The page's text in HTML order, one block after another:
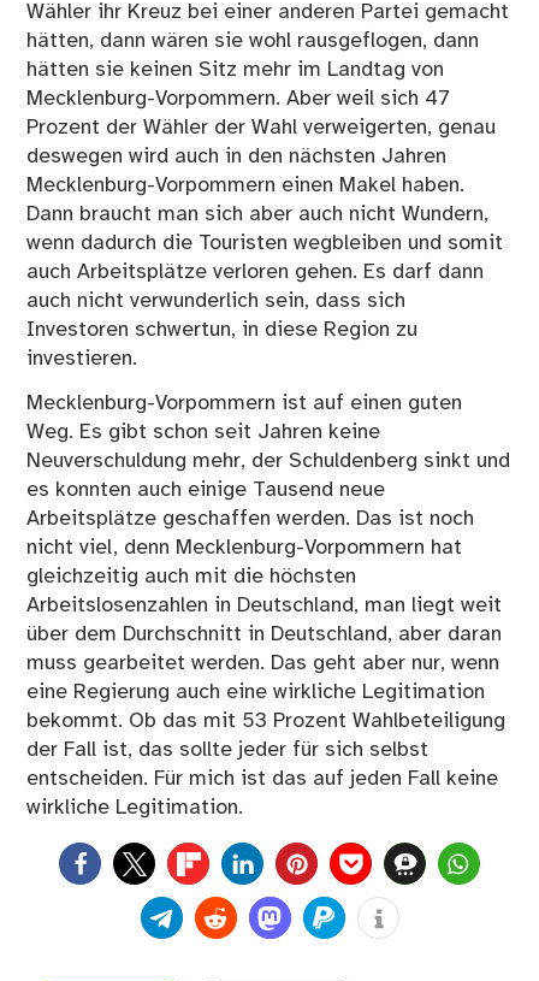
Wähler ihr Kreuz bei einer anderen Partei gemacht
hätten, dann wären sie wohl rausgeflogen, dann
hätten sie keinen Sitz mehr im Landtag von
Mecklenburg-Vorpommern. Aber weil sich 47
Prozent der Wähler der Wahl verweigerten, genau
deswegen wird auch in den nächsten Jahren
Mecklenburg-Vorpommern einen Makel haben.
Dann braucht man sich aber auch nicht Wundern,
wenn dadurch die Touristen wegbleiben und somit
auch Arbeitsplätze verloren gehen. Es darf dann
auch nicht verwunderlich sein, dass sich
Investoren schwertun, in diese Region zu
investieren.
Mecklenburg-Vorpommern ist auf einen guten
Weg. Es gibt schon seit Jahren keine
Neuverschuldung mehr, der Schuldenberg sinkt und
es konnten auch einige Tausend neue
Arbeitsplätze geschaffen werden. Das ist noch
nicht viel, denn Mecklenburg-Vorpommern hat
gleichzeitig auch mit die höchsten
Arbeitslosenzahlen in Deutschland, man liegt weit
über dem Durchschnitt in Deutschland, aber daran
muss gearbeitet werden. Das geht aber nur, wenn
eine Regierung auch eine wirkliche Legitimation
bekommt. Ob das mit 53 Prozent Wahlbeteiligung
der Fall ist, das sollte jeder für sich selbst
entscheiden. Für mich ist das auf jeden Fall keine
wirkliche Legitimation.
0